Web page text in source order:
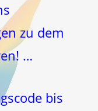
zu dem
…
bis